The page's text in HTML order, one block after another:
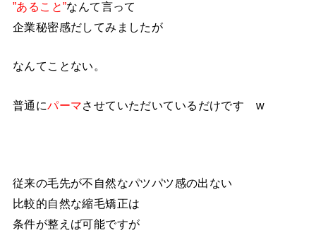
”あること”なんて言って
企業秘密感だしてみましたが
なんてことない。
普通にパーマさせていただいているだけです w
従来の毛先が不自然なパツパツ感の出ない
比較的自然な縮毛矯正は
条件が整えば可能ですが